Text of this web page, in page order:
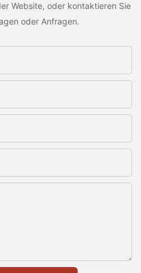
Website, oder kontaktieren Sie
oder Anfragen.